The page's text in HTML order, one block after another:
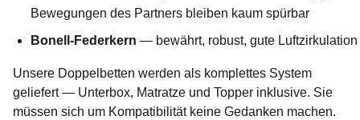
Bewegungen des Partners bleiben kaum spürbar
Bonell-Federkern — bewährt, robust, gute Luftzirkulation
Unsere Doppelbetten werden als komplettes System
geliefert — Unterbox, Matratze und Topper inklusive. Sie
müssen sich um Kompatibilität keine Gedanken machen.